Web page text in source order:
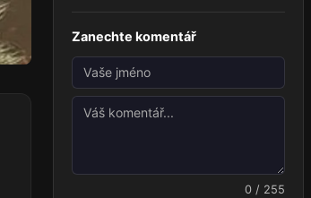
Zanechte komentář
0 / 255